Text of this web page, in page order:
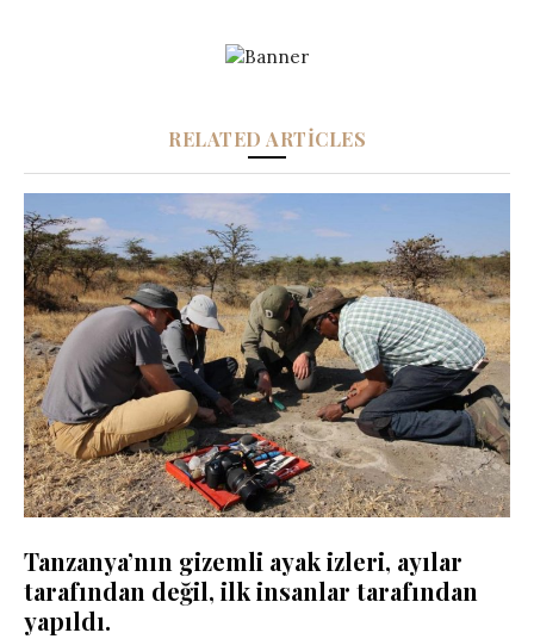
RELATED ARTICLES
Tanzanya’nın gizemli ayak izleri, ayılar
tarafından değil, ilk insanlar tarafından
yapıldı.